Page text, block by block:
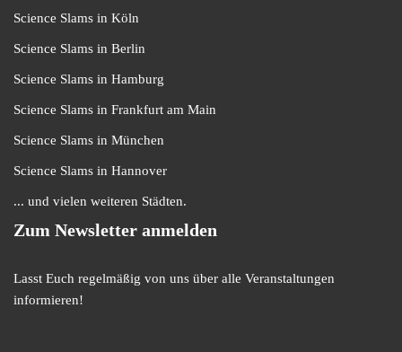
Science Slams in Köln
Science Slams in Berlin
Science Slams in Hamburg
Science Slams in Frankfurt am Main
Science Slams in München
Science Slams in Hannover
... und vielen weiteren Städten.
Zum Newsletter anmelden
Lasst Euch regelmäßig von uns über alle Veranstaltungen
informieren!